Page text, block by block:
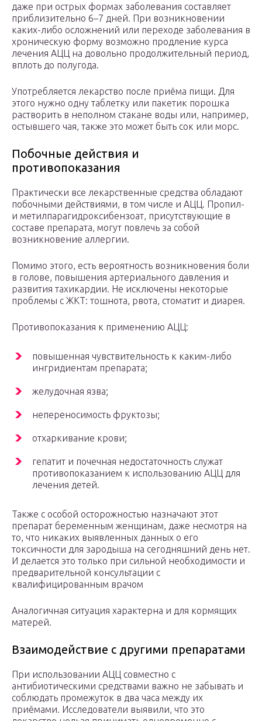
даже при острых формах заболевания составляет
приблизительно 6–7 дней. При возникновении
каких-либо осложнений или переходе заболевания в
хроническую форму возможно продление курса
лечения АЦЦ на довольно продолжительный период,
вплоть до полугода.
Употребляется лекарство после приёма пищи. Для
этого нужно одну таблетку или пакетик порошка
растворить в неполном стакане воды или, например,
остывшего чая, также это может быть сок или морс.
Побочные действия и
противопоказания
Практически все лекарственные средства обладают
побочными действиями, в том числе и АЦЦ. Пропил-
и метилпарагидроксибензоат, присутствующие в
составе препарата, могут повлечь за собой
возникновение аллергии.
Помимо этого, есть вероятность возникновения боли
в голове, повышения артериального давления и
развития тахикардии. Не исключены некоторые
проблемы с ЖКТ: тошнота, рвота, стоматит и диарея.
Противопоказания к применению АЦЦ:
повышенная чувствительность к каким-либо
ингридиентам препарата;
желудочная язва;
непереносимость фруктозы;
отхаркивание крови;
гепатит и почечная недостаточность служат
противопоказанием к использованию АЦЦ для
лечения детей.
Также с особой осторожностью назначают этот
препарат беременным женщинам, даже несмотря на
то, что никаких выявленных данных о его
токсичности для зародыша на сегодняшний день нет.
И делается это только при сильной необходимости и
предварительной консультации с
квалифицированным врачом
Аналогичная ситуация характерна и для кормящих
матерей.
Взаимодействие с другими препаратами
При использовании АЦЦ совместно с
антибиотическими средствами важно не забывать и
соблюдать промежуток в два часа между их
приёмами. Исследователи выявили, что это